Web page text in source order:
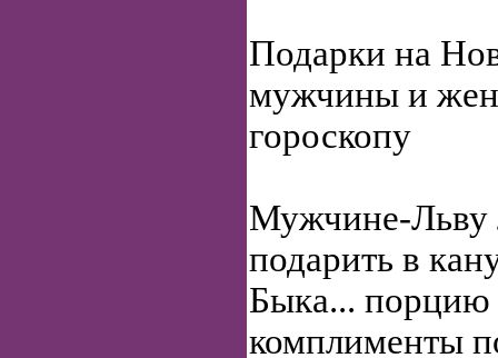
Подарки на
мужчины и
гороскопу
Мужчине-Льву
подарить в
Быка...
комплименты